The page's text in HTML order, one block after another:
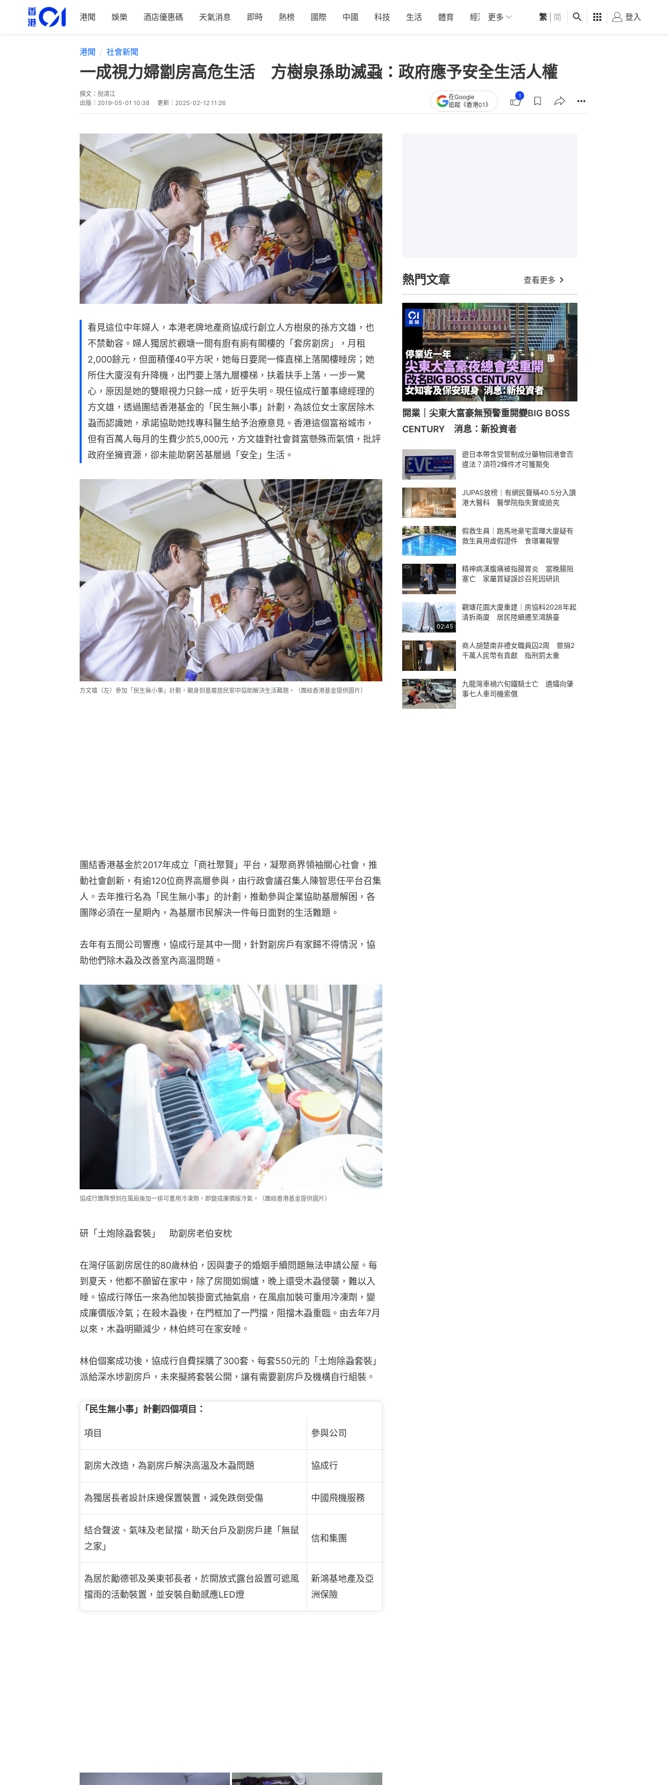
港聞 娛樂 酒店優惠碼 天氣消息 即時 熱榜 國際 中國 科技 生活 體育 經濟 01深圳 觀點 健康 好食玩飛
更多 繁 简 登入
港聞 社會新聞
一成視力婦劏房高危生活 方樹泉孫助滅蝨：政府應予安全生活人權
撰文： 倪清江
出版： 2019-05-01 10:38 更新： 2025-02-12 11:26
在Google
追蹤《香港01》
1
看見這位中年婦人，本港老牌地產商協成行創立人方樹泉的孫方文雄，也
不禁動容。婦人獨居於觀塘一間有廚有廁有閣樓的「套房劏房」，月租
2,000餘元，但面積僅40平方呎，她每日要爬一條直梯上落閣樓睡房；她
所住大廈沒有升降機，出門要上落九層樓梯，扶着扶手上落，一步一驚
心，原因是她的雙眼視力只餘一成，近乎失明。現任協成行董事總經理的
方文雄，透過團結香港基金的「民生無小事」計劃，為該位女士家居除木
蝨而認識她，承諾協助她找專科醫生給予治療意見。香港這個富裕城市，
但有百萬人每月的生費少於5,000元，方文雄對社會貧富懸殊而氣憤，批評
政府坐擁資源，卻未能助窮苦基層過「安全」生活。
方文雄（左）參加「民生無小事」計劃，親身到基層居民家中協助解決生活難題。（團結香港基金提供圖片）
團結香港基金於2017年成立「商社聚賢」平台，凝聚商界領袖關心社會，推
動社會創新，有逾120位商界高層參與，由行政會議召集人陳智思任平台召集
人。去年推行名為「民生無小事」的計劃，推動參與企業協助基層解困，各
團隊必須在一星期內，為基層市民解決一件每日面對的生活難題。
去年有五間公司響應，協成行是其中一間，針對劏房戶有家歸不得情況，協
助他們除木蝨及改善室內高溫問題。
協成行團隊想到在風扇後加一排可重用冷凍劑，即變成廉價版冷氣。（團結香港基金提供圖片）
研「土炮除蝨套裝」　助劏房老伯安枕
在灣仔區劏房居住的80歲林伯，因與妻子的婚姻手續問題無法申請公屋。每
到夏天，他都不願留在家中，除了房間如焗爐，晚上還受木蝨侵襲，難以入
睡。協成行隊伍一來為他加裝掛窗式抽氣扇，在風扇加裝可重用冷凍劑，變
成廉價版冷氣；在殺木蝨後，在門框加了一門擋，阻擋木蝨重臨。由去年7月
以來，木蝨明顯減少，林伯終可在家安睡。
林伯個案成功後，協成行自費採購了300套、每套550元的「土炮除蝨套裝」
派給深水埗劏房戶，未來擬將套裝公開，讓有需要劏房戶及機構自行組裝。
「民生無小事」計劃四個項目：
項目 參與公司
劏房大改造，為劏房戶解決高溫及木蝨問題 協成行
為獨居長者設計床邊保置裝置，減免跌倒受傷 中國飛機服務
結合聲波、氣味及老鼠擋，助天台戶及劏房戶建「無鼠
之家」
信和集團
為居於勵德邨及美東邨長者，於開放式露台設置可遮風
擋雨的活動裝置，並安裝自動感應LED燈
新鴻基地產及亞
洲保險
熱門文章 查看更多
開業｜尖東大富豪無預警重開變BIG BOSS
CENTURY 消息：新投資者
遊日本帶含受管制成分藥物回港會否
違法？須符2條件才可獲豁免
JUPAS放榜｜有網民聲稱40.5分入讀
港大醫科 醫學院指失實或追究
假救生員｜跑馬地豪宅雲暉大廈疑有
救生員用虛假證件 食環署報警
精神病漢腹痛被指腸胃炎 當晚腸阻
塞亡 家屬質疑誤診召死因研訊
02:45
觀塘花園大廈重建｜房協料2028年起
清拆兩廈 居民陸續遷至鴻鵠臺
商人胡楚南非禮女職員囚2周 曾捐2
千萬人民幣有貢獻 指刑罰太重
九龍灣車禍六旬鐵騎士亡 遺孀向肇
事七人車司機索償